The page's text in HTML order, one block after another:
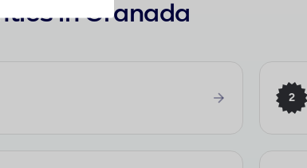
in Granada
2